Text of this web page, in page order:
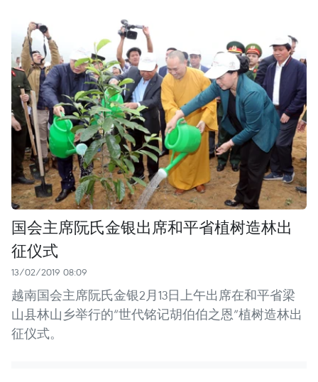
国会主席阮氏金银出席和平省植树造林出
征仪式
13/02/2019 08:09
越南国会主席阮氏金银2月13日上午出席在和平省梁
山县林山乡举行的“世代铭记胡伯伯之恩”植树造林出
征仪式。